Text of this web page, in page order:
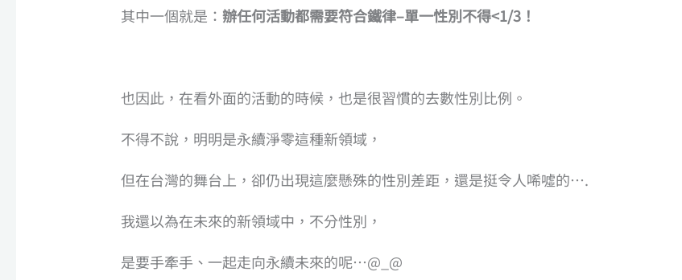
其中一個就是：辦任何活動都需要符合鐵律–單一性別不得<1/3！
也因此，在看外面的活動的時候，也是很習慣的去數性別比例。
不得不說，明明是永續淨零這種新領域，
但在台灣的舞台上，卻仍出現這麼懸殊的性別差距，還是挺令人唏噓的….
我還以為在未來的新領域中，不分性別，
是要手牽手、一起走向永續未來的呢…@_@